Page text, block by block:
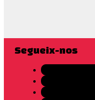
Segueix-nos